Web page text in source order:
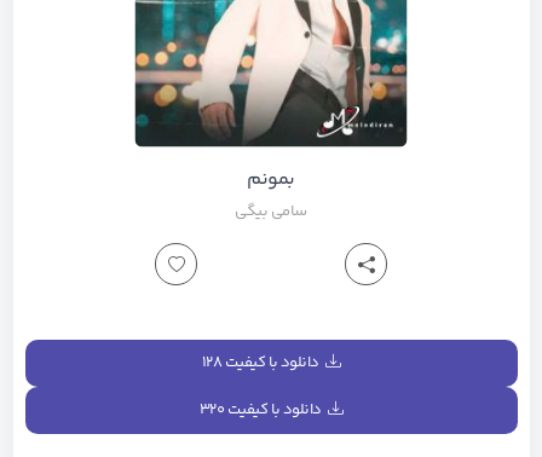
بمونم
سامی بیگی
دانلود با کیفیت ۱۲۸
دانلود با کیفیت ۳۲۰